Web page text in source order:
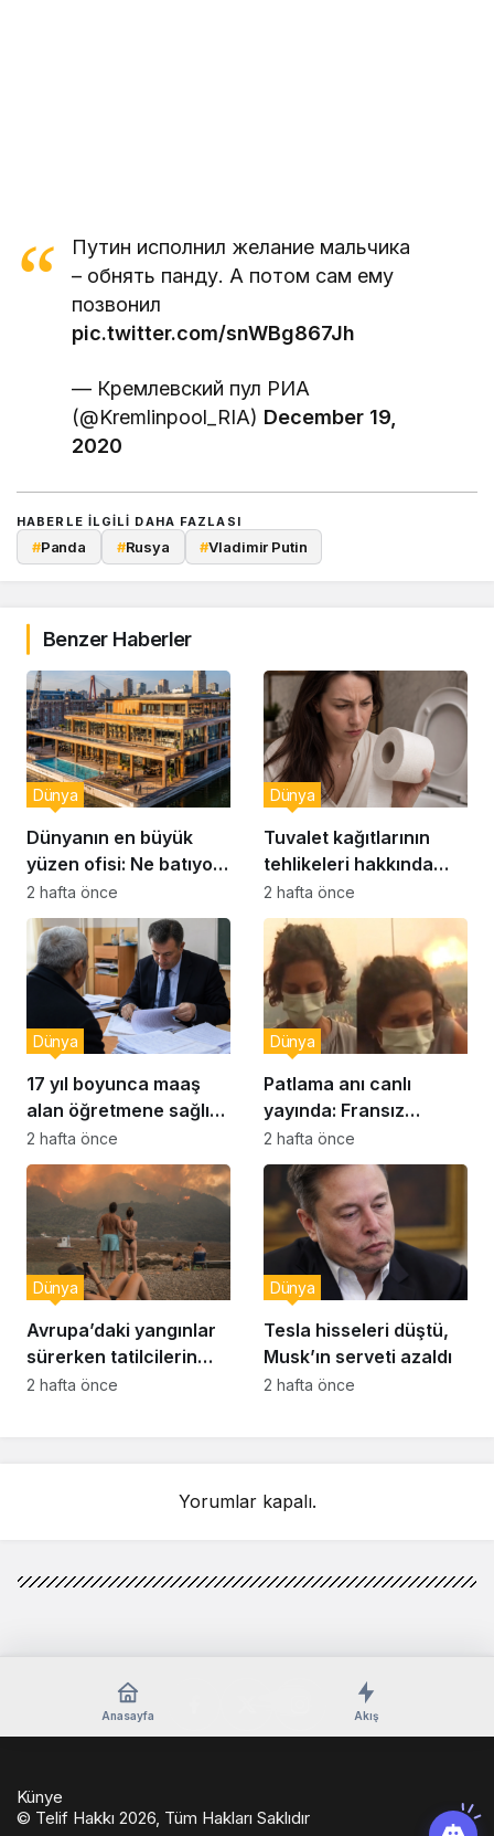
Путин исполнил желание мальчика
– обнять панду. А потом сам ему
позвонил
pic.twitter.com/snWBg867Jh
— Кремлевский пул РИА
(@Kremlinpool_RIA) December 19,
2020
HABERLE ILGILI DAHA FAZLASI
#Panda #Rusya #Vladimir Putin
Benzer Haberler
Dünyanın en büyük
yüzen ofisi: Ne batıyor
ne yerinde kalıyor
Dünya
2 hafta önce
Tuvalet kağıtlarının
tehlikeleri hakkında
yeni uyarılar
Dünya
2 hafta önce
17 yıl boyunca maaş
alan öğretmene sağlık
raporu soruşturması
Dünya
2 hafta önce
Patlama anı canlı
yayında: Fransız
muhabir şaşkın
Dünya
2 hafta önce
Avrupa’daki yangınlar
sürerken tatilcilerin
kayıtsızlığı tepki yarattı
Dünya
2 hafta önce
Tesla hisseleri düştü,
Musk’ın serveti azaldı
Dünya
2 hafta önce
Yorumlar kapalı.
Anasayfa Akış
Künye
© Telif Hakkı 2026, Tüm Hakları Saklıdır